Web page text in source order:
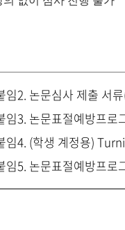
임2. 논문심사 제출 서
임3. 논문표절예방프
임4. (학생 계정용)
임5. 논문표절예방프